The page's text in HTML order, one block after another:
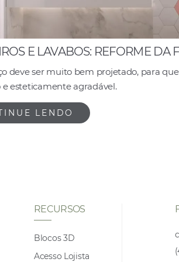
E LAVABOS: REFORME DA
deve ser muito bem projetado, para
esteticamente agradável.
LENDO
RECURSOS
Blocos 3D
Acesso Lojista